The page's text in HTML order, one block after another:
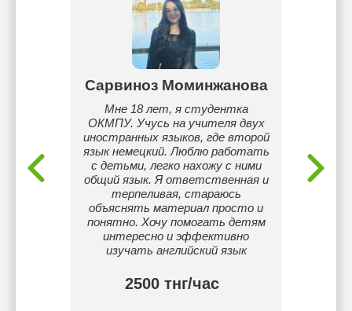
Сарвиноз Моминжанова
Мне 18 лет, я студентка
ОКМПУ. Учусь на учителя двух
иностранных языков, где второй
язык немецкий. Люблю работать
с детьми, легко нахожу с ними
общий язык. Я ответственная и
терпеливая, стараюсь
объяснять материал просто и
понятно. Хочу помогать детям
интересно и эффективно
изучать английский язык
2500 тнг/час